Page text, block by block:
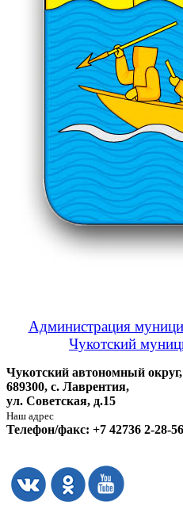
Администрация
Чукотский
Чукотский автономный
689300, с. Лаврентия,
ул. Советская, д.15
Наш адрес
Телефон/факс: +7 42736 2-28-56